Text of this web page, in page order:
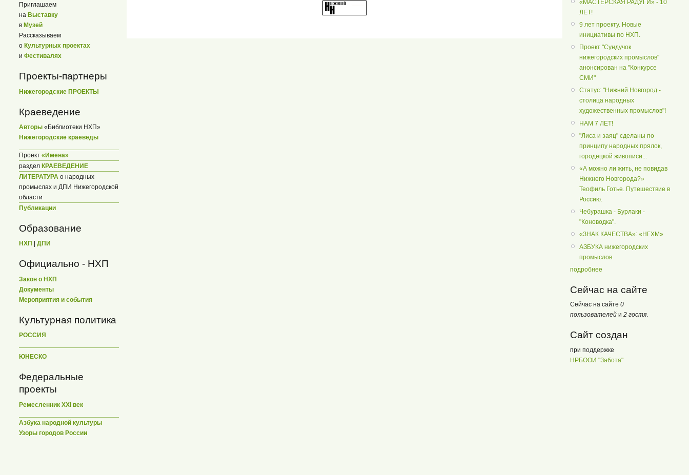
Приглашаем
на Выставку
в Музей
Рассказываем
о Культурных проектах
и Фестивалях
Проекты-партнеры
Нижегородские ПРОЕКТЫ
Краеведение
Авторы «Библиотеки НХП»
Нижегородские краеведы
Проект «Имена»
раздел КРАЕВЕДЕНИЕ
ЛИТЕРАТУРА о народных
промыслах и ДПИ Нижегородской
области
Публикации
Образование
НХП ДПИ
Официально - НХП
Закон о НХП
Документы
Мероприятия и события
Культурная политика
РОССИЯ
ЮНЕСКО
Федеральные
проекты
Ремесленник XXI век
Азбука народной культуры
Узоры городов России
«МАСТЕРСКАЯ РАДУГИ» - 10
ЛЕТ!
9 лет проекту. Новые
инициативы по НХП.
Проект "Сундучок
нижегородских промыслов"
анонсирован на "Конкурсе
СМИ"
Статус: "Нижний Новгород -
столица народных
художественных промыслов"!
НАМ 7 ЛЕТ!
"Лиса и заяц" сделаны по
принципу народных прялок,
городецкой живописи...
«А можно ли жить, не повидав
Нижнего Новгорода?»
Теофиль Готье. Путешествие в
Россию.
Чебурашка - Бурлаки -
"Коноводка".
«ЗНАК КАЧЕСТВА»: «НГХМ»
АЗБУКА нижегородских
промыслов
подробнее
Сейчас на сайте
Сейчас на сайте 0
пользователей и 2 гостя
Сайт создан
при поддержке
НРБООИ "Забота"